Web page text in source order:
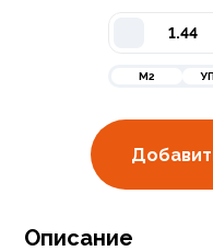
М2
Описание